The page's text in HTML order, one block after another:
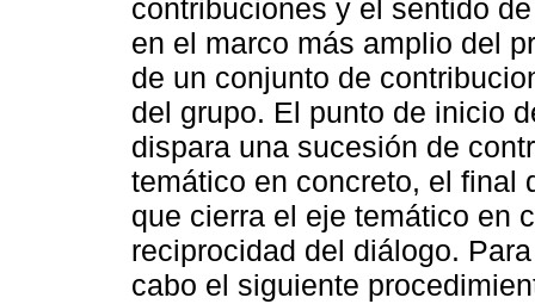
contribuciones y el sentido
en el marco más amplio del
de un conjunto de
del grupo. El punto de inicio
dispara una sucesión de
temático en concreto, el final
que cierra el eje temático en
reciprocidad del diálogo.
cabo el siguiente